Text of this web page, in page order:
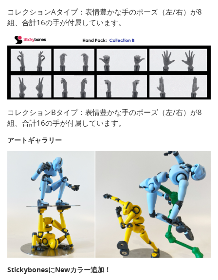
コレクションAタイプ：表情豊かな手のポーズ（左/右）が8
組、合計16の手が付属しています。
コレクションBタイプ：表情豊かな手のポーズ（左/右）が8
組、合計16の手が付属しています。
アートギャラリー
StickybonesにNewカラー追加！